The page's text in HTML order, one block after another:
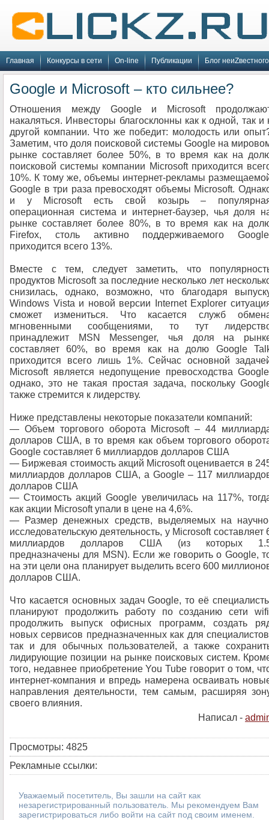
Главная Конкурсы в сети On-line Публикации Блог
Google и Microsoft – кто сильнее?
Отношения между Google и Microsoft
накаляться. Инвесторы благосклонны как к одной, так и
другой компании. Что же победит: молодость или
Заметим, что доля поисковой системы Google на
рынке составляет более 50%, в то время как на
поисковой системы компании Microsoft приходится
10%. К тому же, объемы интернет-рекламы
Google в три раза превосходят объемы Microsoft.
и у Microsoft есть свой козырь –
операционная система и интернет-баузер, чья доля
рынке составляет более 80%, в то время как на
Firefox, столь активно поддерживаемого
приходится всего 13%.
Вместе с тем, следует заметить, что
продуктов Microsoft за последние несколько лет
снизилась, однако, возможно, что благодаря
Windows Vista и новой версии Internet Explorer
сможет измениться. Что касается служб
мгновенными сообщениями, то тут
принадлежит MSN Messenger, чья доля на
составляет 60%, во время как на долю Google
приходится всего лишь 1%. Сейчас основной
Microsoft является недопущение превосходства
однако, это не такая простая задача, поскольку
также стремится к лидерству.
Ниже представлены некоторые показатели компаний:
— Объем торгового оборота Microsoft – 44
долларов США, в то время как объем торгового
Google составляет 6 миллиардов долларов США
— Биржевая стоимость акций Microsoft оценивается в
миллиардов долларов США, а Google – 117
долларов США
— Стоимость акций Google увеличилась на 117%,
как акции Microsoft упали в цене на 4,6%.
— Размер денежных средств, выделяемых на
исследовательскую деятельность, у Microsoft составляет
миллиардов долларов США (из которых
предназначены для MSN). Если же говорить о Google,
на эти цели она планирует выделить всего 600
долларов США.
Что касается основных задач Google, то её
планируют продолжить работу по созданию сети
продолжить выпуск офисных программ, создать
новых сервисов предназначенных как для
так и для обычных пользователей, а также
лидирующие позиции на рынке поисковых систем.
того, недавнее приобретение You Tube говорит о том,
интернет-компания и впредь намерена осваивать
направления деятельности, тем самым, расширяя
своего влияния.
Написал -
Просмотры: 4825
Рекламные ссылки:
Уважаемый посетитель, Вы зашли на сайт как
незарегистрированный пользователь. Мы рекомендуем Вам
зарегистрироваться либо войти на сайт под своим именем.